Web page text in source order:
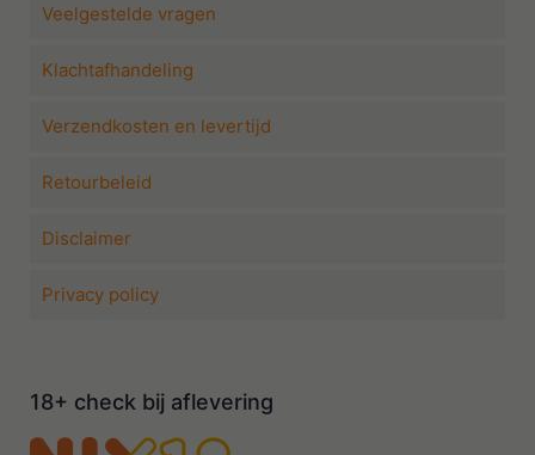
Veelgestelde vragen
Klachtafhandeling
Verzendkosten en levertijd
Retourbeleid
Disclaimer
Privacy policy
18+ check bij aflevering